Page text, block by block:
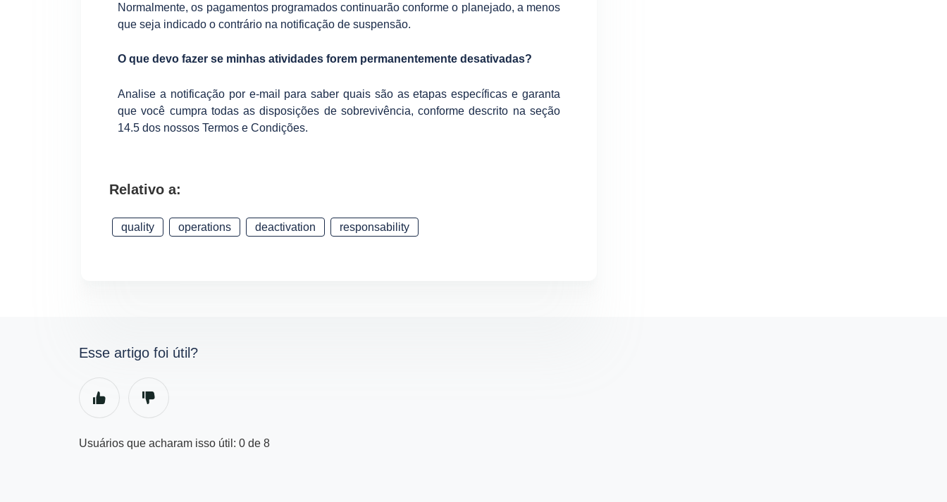
Normalmente, os pagamentos programados continuarão conforme o planejado, a menos
que seja indicado o contrário na notificação de suspensão.
O que devo fazer se minhas atividades forem permanentemente desativadas?
Analise a notificação por e-mail para saber quais são as etapas específicas e garanta
que você cumpra todas as disposições de sobrevivência, conforme descrito na seção
14.5 dos nossos Termos e Condições.
Relativo a:
quality operations deactivation responsability
Esse artigo foi útil?
Usuários que acharam isso útil: 0 de 8